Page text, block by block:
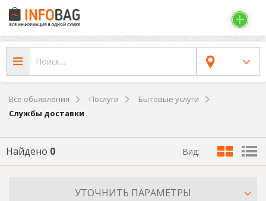
Все обьявления Послуги
Бытовые услуги
Службы доставки
Найдено 0 Вид:
УТОЧНИТЬ ПАРАМЕТРЫ